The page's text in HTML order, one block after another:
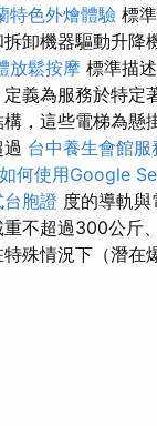
特色外燴體驗 標
拆卸機器驅動升降
放鬆按摩 標準描
義為服務於特定
，這些電梯為懸
台中養生會館服
如何使用Google
胞證 度的導軌與
重不超過300公斤
殊情況下（潛在